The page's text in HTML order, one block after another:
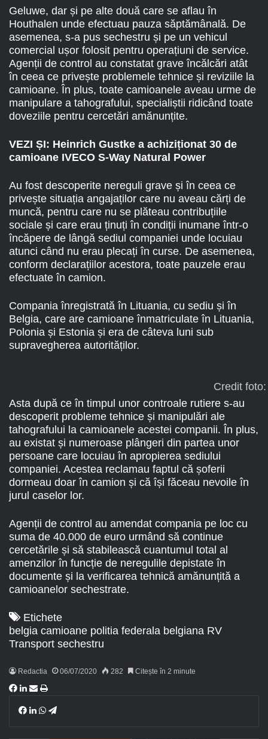
Geluwe, dar și pe alte două care se aflau în
Houthalen unde efectuau pauza săptămânală. De
asemenea, s-a pus sechestru și pe un vehicul
comercial ușor folosit pentru operațiuni de service.
Agenții de control au constatat grave încălcări atât
în ceea ce privește problemele tehnice și reviziile la
camioane. În plus, toate camioanele aveau urme de
manipulare a tahografului, specialiștii ridicând toate
doveziile pentru cercetări amănunțite.
VEZI ȘI: Heinrich Gustke a achiziționat 30 de
camioane IVECO S-Way Natural Power
Au fost descoperite nereguli grave și în ceea ce
privește situația angajaților care nu aveau cărți de
muncă, pentru care nu se plăteau contribuțiile
sociale și care erau ținuți în condiții inumane într-o
încăpere de lângă sediul companiei unde locuiau
atunci când nu erau plecați în curse. De asemenea,
conform declarațiilor acestora, toate pauzele erau
efectuate în camion.
Compania înregistrată în Lituania, cu sediu și în
Belgia, care are camioane înmatriculate în Lituania,
Polonia și Estonia și era de câteva luni sub
supravegherea autorităților.
Credit
Asta după ce în timpul unor controale rutiere s-au
descoperit probleme tehnice și manipulări ale
tahografului la camioanele acestei companii. În plus,
au existat și numeroase plângeri din partea unor
persoane care locuiau în apropierea sediului
companiei. Acestea reclamau faptul că șoferii
dormeau doar în camion și că își făceau nevoile în
jurul caselor lor.
Agenții de control au amendat compania pe loc cu
suma de 40.000 de euro urmând să continue
cercetările și să stabilească cuantumul total al
amenzilor în funcție de neregulile depistate în
documente și la verificarea tehnică amănunțită a
camioanelor sechestrate.
Etichete
belgia camioane politia federala belgiana RV
Transport sechestru
Redactia 06/07/2020 282 Citește în 2 minute
F
c
L
n
S
a p
F L W